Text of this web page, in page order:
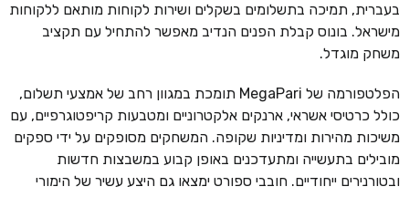
בעברית, תמיכה בתשלומים בשקלים ושירות לקוחות מותאם ללקוחות
מישראל. בונוס קבלת הפנים הנדיב מאפשר להתחיל עם תקציב
משחק מוגדל.
הפלטפורמה של MegaPari תומכת במגוון רחב של אמצעי תשלום,
כולל כרטיסי אשראי, ארנקים אלקטרוניים ומטבעות קריפטוגרפיים, עם
משיכות מהירות ומדיניות שקופה. המשחקים מסופקים על ידי ספקים
מובילים בתעשייה ומתעדכנים באופן קבוע במשבצות חדשות
ובטורנירים ייחודיים. חובבי ספורט ימצאו גם היצע עשיר של הימורי